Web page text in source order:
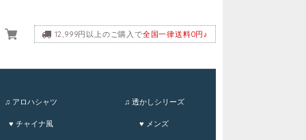
12,999円以上のご購入で全国一律送料0円♪
♫ アロハシャツ ♫ 透かしシリーズ
♥ チャイナ風 ♥ メンズ